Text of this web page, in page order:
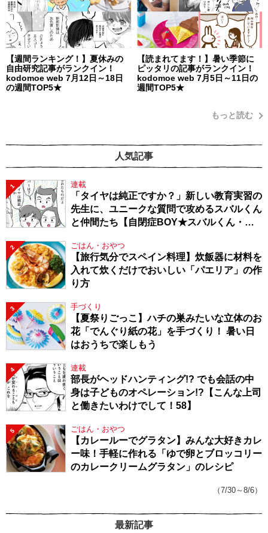
【週間ランキング！】夏休みの
自由研究記事がランクイン！
kodomoe web 7月12日～18日
の週間TOP5★
【読まれてます！】暑い季節に
ピッタリの記事がランクイン！
kodomoe web 7月5日～11日の
週間TOP5★
もっと読む
人気記事
1 連載
「タイヤは純正ですか？」新しい教育実習の
先生に、ユニークな質問で攻めるスバルくん
と仲間たち【自閉症BOY★スバルくん・
2 ごはん・おやつ
【旅行気分でスペイン料理】炊飯器に材料を
入れて炊くだけでおいしい「パエリア」の作
り方
3 手づくり
【夏祭りごっこ】ハチの巣みたいな立体のお
花「でんぐり紙の花」を手づくり！ 暑い日
はおうちで楽しもう
4 連載
部長がヘッドハンティング!? でも会話の中
身は子どものオペレーション!?【こんな上司
と働きたいわけでして！58】
5 ごはん・おやつ
【カレールーでグラタン】みんな大好きカレ
ー味！手軽に作れる「ゆで卵とブロッコリー
のカレークリームグラタン」のレシピ
（7/30～8/6）
最新記事